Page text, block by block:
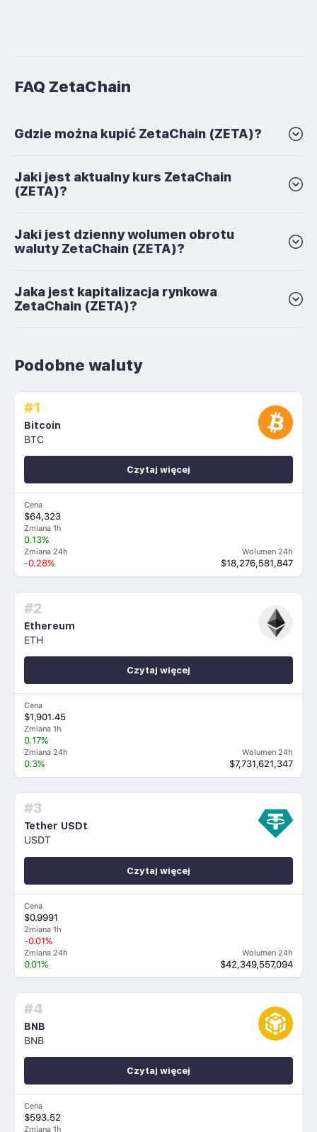
FAQ ZetaChain
Gdzie można kupić ZetaChain (ZETA)?
Jaki jest aktualny kurs ZetaChain
(ZETA)?
Jaki jest dzienny wolumen obrotu
waluty ZetaChain (ZETA)?
Jaka jest kapitalizacja rynkowa
ZetaChain (ZETA)?
Podobne waluty
#1
Bitcoin
BTC
Cena
$64,323
Zmiana 1h
0.13%
Zmiana 24h
-0.28%
Wolumen 24h
$18,276,581,847
Czytaj więcej
#2
Ethereum
ETH
Cena
$1,901.45
Zmiana 1h
0.17%
Zmiana 24h
0.3%
Wolumen 24h
$7,731,621,347
Czytaj więcej
#3
Tether USDt
USDT
Cena
$0.9991
Zmiana 1h
-0.01%
Zmiana 24h
0.01%
Wolumen 24h
$42,349,557,094
Czytaj więcej
#4
BNB
BNB
Cena
$593.52
Zmiana 1h
Czytaj więcej